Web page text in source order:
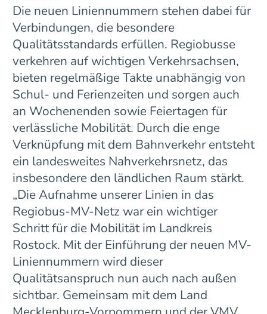
Die neuen Liniennummern stehen dabei für
Verbindungen, die besondere
Qualitätsstandards erfüllen. Regiobusse
verkehren auf wichtigen Verkehrsachsen,
bieten regelmäßige Takte unabhängig von
Schul- und Ferienzeiten und sorgen auch
an Wochenenden sowie Feiertagen für
verlässliche Mobilität. Durch die enge
Verknüpfung mit dem Bahnverkehr entsteht
ein landesweites Nahverkehrsnetz, das
insbesondere den ländlichen Raum stärkt.
„Die Aufnahme unserer Linien in das
Regiobus-MV-Netz war ein wichtiger
Schritt für die Mobilität im Landkreis
Rostock. Mit der Einführung der neuen MV-
Liniennummern wird dieser
Qualitätsanspruch nun auch nach außen
sichtbar. Gemeinsam mit dem Land